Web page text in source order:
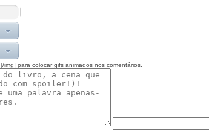
[/img] para colocar gifs animados nos comentários.